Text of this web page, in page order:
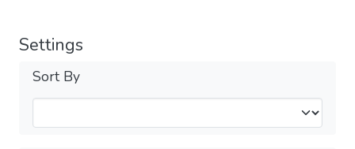
Settings
Sort By